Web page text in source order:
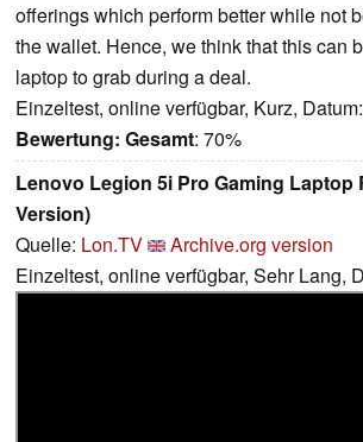
offerings which perform better while not
the wallet. Hence, we think that this can
laptop to grab during a deal.
Einzeltest, online verfügbar, Kurz,
Bewertung: Gesamt: 70%
Lenovo Legion 5i Pro Gaming Laptop
Version)
Quelle: Lon.TV
Archive.org version
Einzeltest, online verfügbar, Sehr Lang,